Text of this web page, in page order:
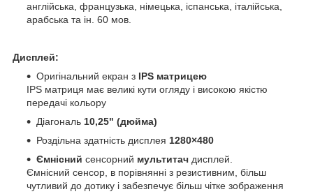
англійська, французька, німецька, іспанська, італійська,
арабська та ін. 60 мов.
Дисплей:
Оригінальний екран з IPS матрицею
IPS матриця має великі кути огляду і високою якістю
передачі кольору
Діагональ 10,25" (дюйма)
Роздільна здатність дисплея 1280×480
Ємнісний сенсорний мультитач дисплей.
Ємнісний сенсор, в порівнянні з резистивним, більш
чутливий до дотику і забезпечує більш чітке зображення